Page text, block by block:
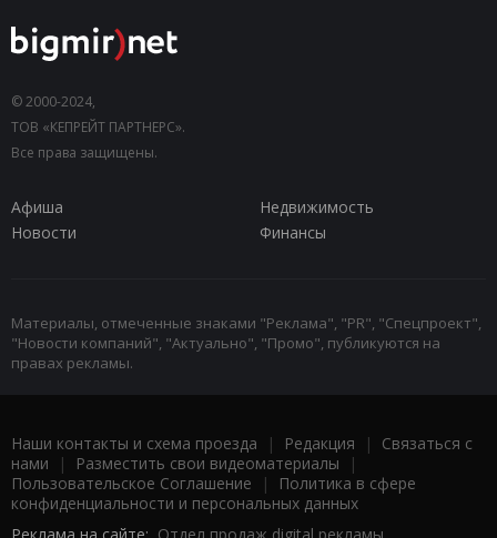
© 2000-2024,
ТОВ «КЕПРЕЙТ ПАРТНЕРС».
Все права защищены.
Афиша
Недвижимость
Новости
Финансы
Материалы, отмеченные знаками "Реклама", "PR", "Спецпроект",
"Новости компаний", "Актуально", "Промо", публикуются на
правах рекламы.
Наши контакты и схема проезда | Редакция | Связаться с
нами | Разместить свои видеоматериалы |
Пользовательское Соглашение |
Политика в сфере
конфиденциальности и персональных данных